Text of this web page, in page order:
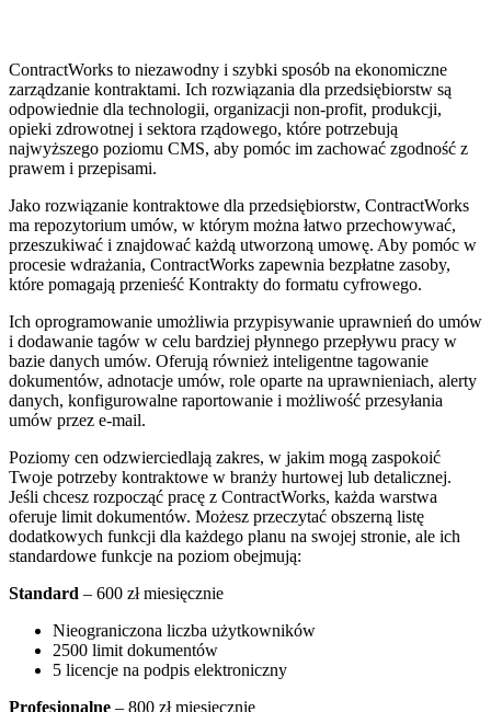
ContractWorks to niezawodny i szybki sposób na ekonomiczne
zarządzanie kontraktami. Ich rozwiązania dla przedsiębiorstw są
odpowiednie dla technologii, organizacji non-profit, produkcji,
opieki zdrowotnej i sektora rządowego, które potrzebują
najwyższego poziomu CMS, aby pomóc im zachować zgodność z
prawem i przepisami.
Jako rozwiązanie kontraktowe dla przedsiębiorstw, ContractWorks
ma repozytorium umów, w którym można łatwo przechowywać,
przeszukiwać i znajdować każdą utworzoną umowę. Aby pomóc w
procesie wdrażania, ContractWorks zapewnia bezpłatne zasoby,
które pomagają przenieść Kontrakty do formatu cyfrowego.
Ich oprogramowanie umożliwia przypisywanie uprawnień do umów
i dodawanie tagów w celu bardziej płynnego przepływu pracy w
bazie danych umów. Oferują również inteligentne tagowanie
dokumentów, adnotacje umów, role oparte na uprawnieniach, alerty
danych, konfigurowalne raportowanie i możliwość przesyłania
umów przez e-mail.
Poziomy cen odzwierciedlają zakres, w jakim mogą zaspokoić
Twoje potrzeby kontraktowe w branży hurtowej lub detalicznej.
Jeśli chcesz rozpocząć pracę z ContractWorks, każda warstwa
oferuje limit dokumentów. Możesz przeczytać obszerną listę
dodatkowych funkcji dla każdego planu na swojej stronie, ale ich
standardowe funkcje na poziom obejmują:
Standard – 600 zł miesięcznie
Nieograniczona liczba użytkowników
2500 limit dokumentów
5 licencje na podpis elektroniczny
Profesjonalne – 800 zł miesięcznie